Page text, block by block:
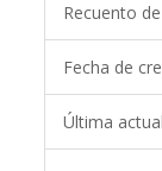
Recuento
Fecha de
Última